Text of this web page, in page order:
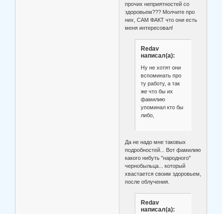
прочих неприятностей со
здоровьем??? Молчите про
них, САМ ФАКТ что они есть
меня интересовал!
Redav
написал(а):
Ну не хотят они
вспоминать про
ту работу, а так
же что бы их
фамилию
упоминал кто бы
либо,
Да не надо мне таковых
подробностей... Вот фамилию
какого нибуть "народного"
чернобыльца... который
хвастается своим здоровьем,
после облучения.
Redav
написал(а):